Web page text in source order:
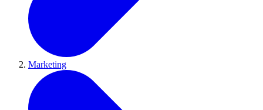
Marketing